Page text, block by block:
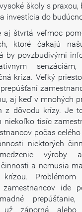
školy s praxou,
investícia do
aj štvrtá veľmoc
ktoré čakajú
by povzbudivými
kríza. Veľký
aj keď v mnohých
z dôvodu krízy. Je
niekoľko tisíc
počas
niektorých
a nemusia
krízou.
ide
už záporná